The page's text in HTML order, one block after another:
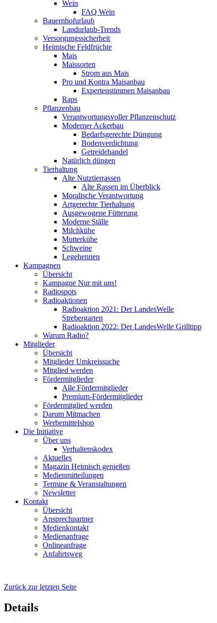
Wein
FAQ Wein
Bauernhofurlaub
Landurlaub-Trends
Versorgungssicherheit
Heimische Feldfrüchte
Mais
Maissorten
Strom aus Mais
Pro und Kontra Maisanbau
Expertenstimmen Maisanbau
Raps
Pflanzenbau
Verantwortungsvoller Pflanzenschutz
Moderner Ackerbau
Bedarfsgerechte Düngung
Bodenverdichtung
Getreidehandel
Natürlich düngen
Tierhaltung
Alte Nutztierrassen
Alte Rassen im Überblick
Moralische Verantwortung
Artgerechte Tierhaltung
Ausgewogene Fütterung
Moderne Ställe
Milchkühe
Mutterkühe
Schweine
Legehennen
Kampagnen
Übersicht
Kampagne Nur mit uns!
Radiospots
Radioaktionen
Radioaktion 2021: Der LandesWelle
Strebergarten
Radioaktion 2022: Der LandesWelle Grilltipp
Warum Radio?
Mitglieder
Übersicht
Mitglieder Umkreissuche
Mitglied werden
Fördermitglieder
Alle Fördermitglieder
Premium-Fördermitglieder
Fördermitglied werden
Darum Mitmachen
Werbemittelshop
Die Initiative
Über uns
Verhaltenskodex
Aktuelles
Magazin Heimisch genießen
Medienmitteilungen
Termine & Veranstaltungen
Newsletter
Kontakt
Übersicht
Ansprechpartner
Medienkontakt
Medienanfrage
Onlineanfrage
Anfahrtsweg
Zurück zur letzten Seite
Details